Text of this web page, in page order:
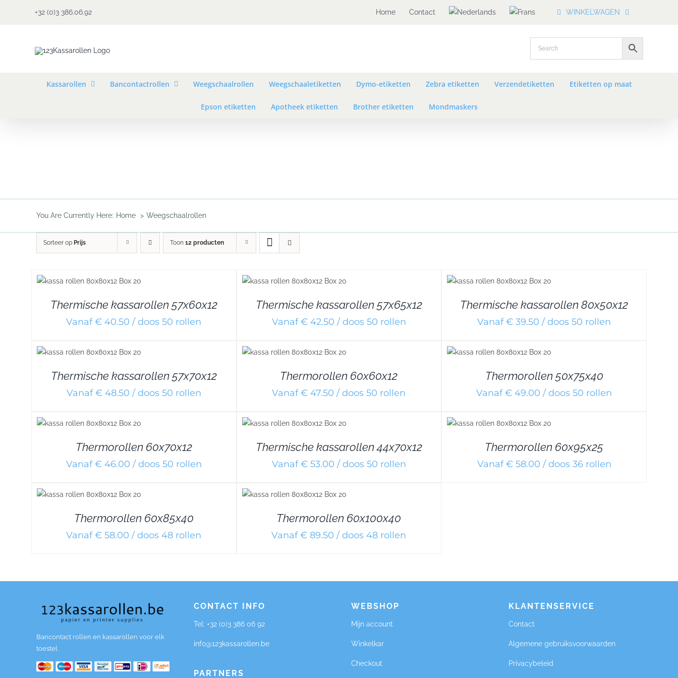
+32 (0)3 386.06.92 Home Contact WINKELWAGEN
Kassarollen Bancontactrollen Weegschaalrollen Weegschaaletiketten Dymo-etiketten Zebra etiketten Verzendetiketten Etiketten op maat
Epson etiketten Apotheek etiketten Brother etiketten Mondmaskers
You Are Currently Here: Home Weegschaalrollen
Sorteer op Prijs Toon 12 producten
Thermische kassarollen 57x60x12
Vanaf € 40.50 / doos 50 rollen
Thermische kassarollen 57x65x12
Vanaf € 42.50 / doos 50 rollen
Thermische kassarollen 80x50x12
Vanaf € 39.50 / doos 50 rollen
Thermische kassarollen 57x70x12
Vanaf € 48.50 / doos 50 rollen
Thermorollen 60x60x12
Vanaf € 47.50 / doos 50 rollen
Thermorollen 50x75x40
Vanaf € 49.00 / doos 50 rollen
Thermorollen 60x70x12
Vanaf € 46.00 / doos 50 rollen
Thermische kassarollen 44x70x12
Vanaf € 53.00 / doos 50 rollen
Thermorollen 60x95x25
Vanaf € 58.00 / doos 36 rollen
Thermorollen 60x85x40
Vanaf € 58.00 / doos 48 rollen
Thermorollen 60x100x40
Vanaf € 89.50 / doos 48 rollen
Bancontact rollen en kassarollen voor elk
toestel.
CONTACT INFO
Tel: +32 (0)3 386 06 92
info@123kassarollen.be
PARTNERS
WEBSHOP
Mijn account
Winkelkar
Checkout
KLANTENSERVICE
Contact
Algemene gebruiksvoorwaarden
Privacybeleid